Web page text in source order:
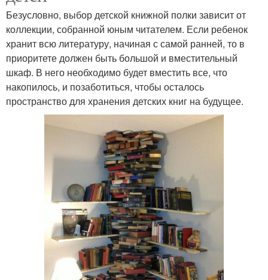
Безусловно, выбор детской книжной полки зависит от
коллекции, собранной юным читателем. Если ребенок
хранит всю литературу, начиная с самой ранней, то в
приоритете должен быть большой и вместительный
шкаф. В него необходимо будет вместить все, что
накопилось, и позаботиться, чтобы осталось
пространство для хранения детских книг на будущее.